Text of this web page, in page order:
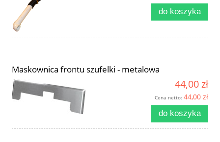
do koszyka
Maskownica frontu szufelki - metalowa
44,00 zł
Cena netto: 44,00 zł
do koszyka